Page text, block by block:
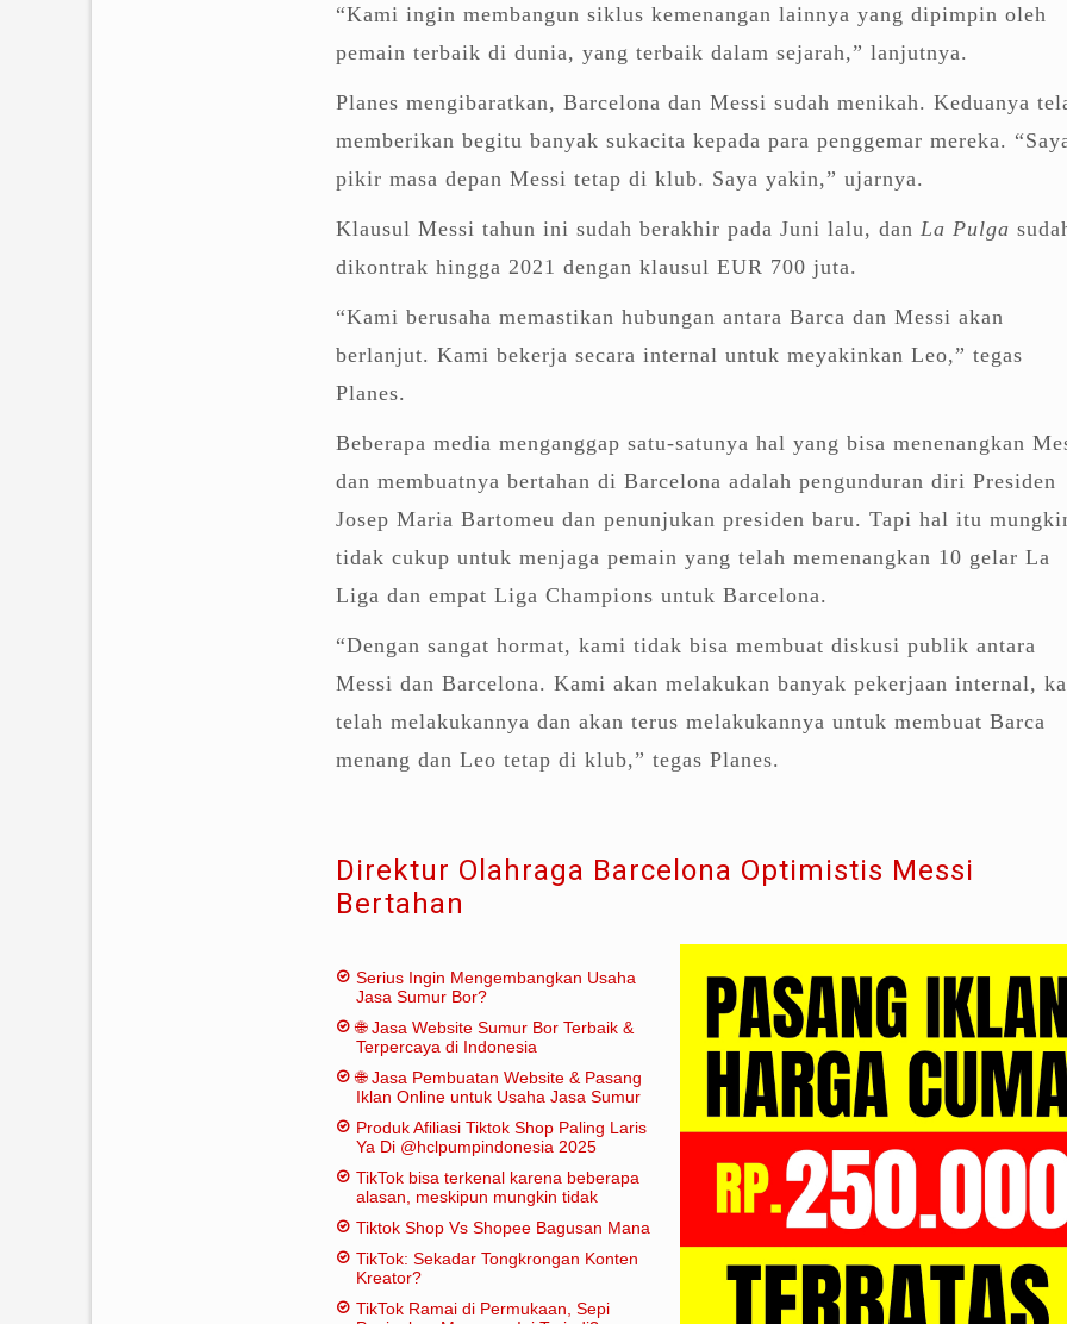
“Kami ingin membangun siklus kemenangan lainnya yang dipimpin oleh
pemain terbaik di dunia, yang terbaik dalam sejarah,” lanjutnya.
Planes mengibaratkan, Barcelona dan Messi sudah menikah. Keduanya
memberikan begitu banyak sukacita kepada para penggemar mereka.
pikir masa depan Messi tetap di klub. Saya yakin,” ujarnya.
Klausul Messi tahun ini sudah berakhir pada Juni lalu, dan La Pulga
dikontrak hingga 2021 dengan klausul EUR 700 juta.
“Kami berusaha memastikan hubungan antara Barca dan Messi akan
berlanjut. Kami bekerja secara internal untuk meyakinkan Leo,” tegas
Planes.
Beberapa media menganggap satu-satunya hal yang bisa menenangkan
dan membuatnya bertahan di Barcelona adalah pengunduran diri Presiden
Josep Maria Bartomeu dan penunjukan presiden baru. Tapi hal itu
tidak cukup untuk menjaga pemain yang telah memenangkan 10 gelar La
Liga dan empat Liga Champions untuk Barcelona.
“Dengan sangat hormat, kami tidak bisa membuat diskusi publik antara
Messi dan Barcelona. Kami akan melakukan banyak pekerjaan internal,
telah melakukannya dan akan terus melakukannya untuk membuat Barca
menang dan Leo tetap di klub,” tegas Planes.
Direktur Olahraga Barcelona Optimistis Messi
Bertahan
Serius Ingin Mengembangkan Usaha
Jasa Sumur Bor?
🌐 Jasa Website Sumur Bor Terbaik &
Terpercaya di Indonesia
🌐 Jasa Pembuatan Website & Pasang
Iklan Online untuk Usaha Jasa Sumur
Produk Afiliasi Tiktok Shop Paling Laris
Ya Di @hclpumpindonesia 2025
TikTok bisa terkenal karena beberapa
alasan, meskipun mungkin tidak
tradisional:
Tiktok Shop Vs Shopee Bagusan Mana
TikTok: Sekadar Tongkrongan Konten
Kreator?
TikTok Ramai di Permukaan, Sepi